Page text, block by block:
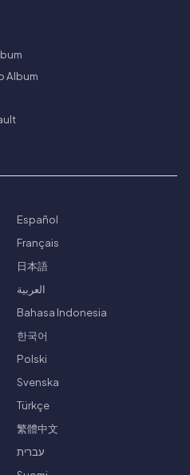
Album
Español
Français
日本語
العربية
Bahasa Indonesia
한국어
Polski
Svenska
Türkçe
繁體中文
עברית